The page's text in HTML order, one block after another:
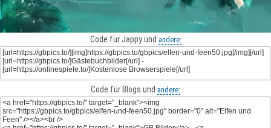
Code für Jappy und andere:
Code für Blogs und andere: